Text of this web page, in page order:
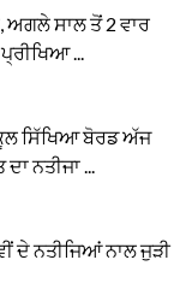
ਅਗਲੇ ਸਾਲ ਤੋਂ 2 ਵਾਰ
...
ਸਿੱਖਿਆ ਬੋਰਡ ਅੱਜ
ਨਤੀਜਾ ...
ਦੇ ਨਤੀਜਿਆਂ ਨਾਲ ਜੁੜੀ